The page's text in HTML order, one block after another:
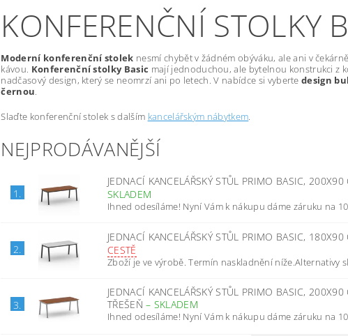
KONFERENČNÍ STOLKY
Moderní konferenční stolek nesmí chybět v žádném obýváku, ale ani v
kávou. Konferenční stolky Basic mají jednoduchou, ale bytelnou konstrukci z
nadčasový design, který se neomrzí ani po letech. V nabídce si vybertedesign
černou.
Slaďte konferenční stolek s dalším kancelářským nábytkem.
NEJPRODÁVANĚJŠÍ
1.
JEDNACÍ KANCELÁŘSKÝ STŮL PRIMO BASIC,
SKLADEM
Ihned odesíláme! Nyní Vám k nákupu dáme záruku na
2.
JEDNACÍ KANCELÁŘSKÝ STŮL PRIMO BASIC,
CESTĚ
Zboží je ve výrobě. Termín naskladnění níže.Alternativy
3.
JEDNACÍ KANCELÁŘSKÝ STŮL PRIMO BASIC,
TŘEŠEŇ– SKLADEM
Ihned odesíláme! Nyní Vám k nákupu dáme záruku na